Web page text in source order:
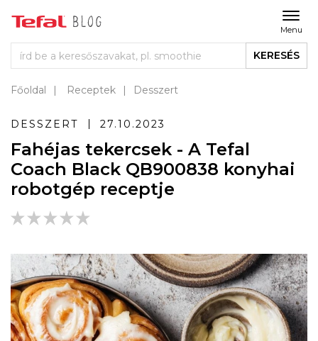
Menu
KERESÉS
Főoldal Receptek Desszert
DESSZERT 27.10.2023
Fahéjas tekercsek - A Tefal
Coach Black QB900838 konyhai
robotgép receptje